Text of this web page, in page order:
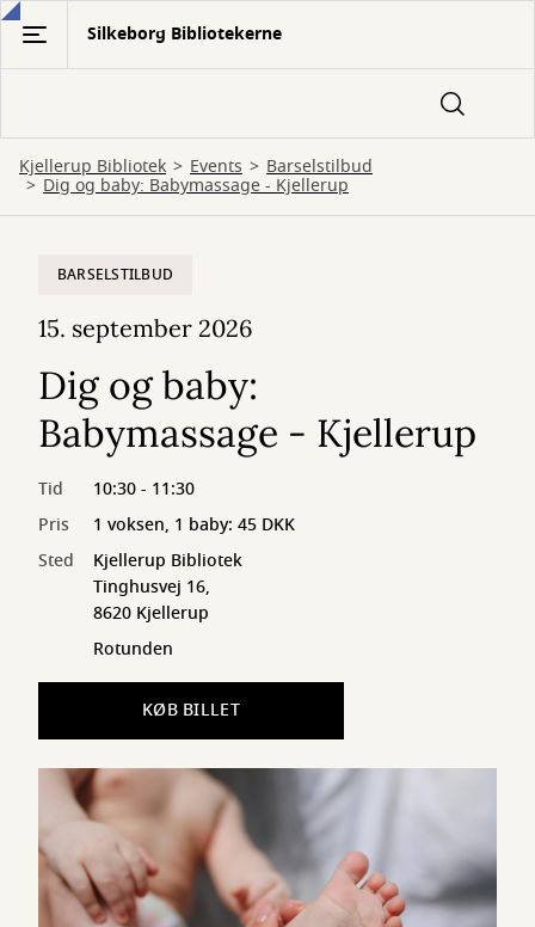
Gå
hovedindhold
Silkeborg Bibliotekerne
Kjellerup Bibliotek Events Barselstilbud
Dig og baby: Babymassage - Kjellerup
BARSELSTILBUD
15. september 2026
Dig og baby:
Babymassage - Kjellerup
Tid
10:30 - 11:30
Pris
1 voksen, 1 baby: 45 DKK
Sted
Kjellerup Bibliotek
Tinghusvej 16,
8620 Kjellerup
Rotunden
KØB BILLET